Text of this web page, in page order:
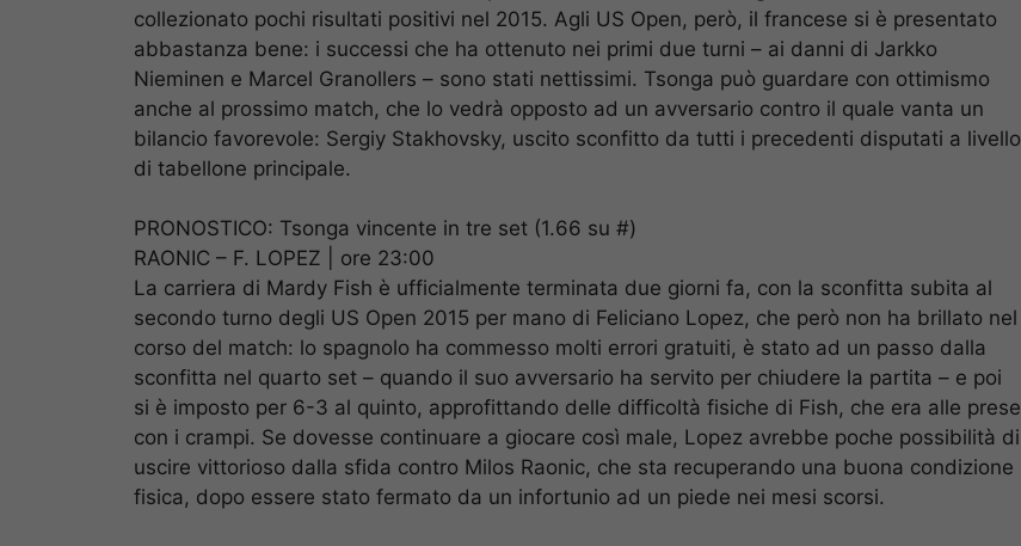
collezionato pochi risultati positivi nel 2015. Agli US Open, però, il francese si è presentato
abbastanza bene: i successi che ha ottenuto nei primi due turni – ai danni di Jarkko
Nieminen e Marcel Granollers – sono stati nettissimi. Tsonga può guardare con ottimismo
anche al prossimo match, che lo vedrà opposto ad un avversario contro il quale vanta un
bilancio favorevole: Sergiy Stakhovsky, uscito sconfitto da tutti i precedenti disputati a livello
di tabellone principale.
PRONOSTICO: Tsonga vincente in tre set (1.66 su #)
RAONIC – F. LOPEZ | ore 23:00
La carriera di Mardy Fish è ufficialmente terminata due giorni fa, con la sconfitta subita al
secondo turno degli US Open 2015 per mano di Feliciano Lopez, che però non ha brillato nel
corso del match: lo spagnolo ha commesso molti errori gratuiti, è stato ad un passo dalla
sconfitta nel quarto set – quando il suo avversario ha servito per chiudere la partita – e poi
si è imposto per 6-3 al quinto, approfittando delle difficoltà fisiche di Fish, che era alle prese
con i crampi. Se dovesse continuare a giocare così male, Lopez avrebbe poche possibilità di
uscire vittorioso dalla sfida contro Milos Raonic, che sta recuperando una buona condizione
fisica, dopo essere stato fermato da un infortunio ad un piede nei mesi scorsi.